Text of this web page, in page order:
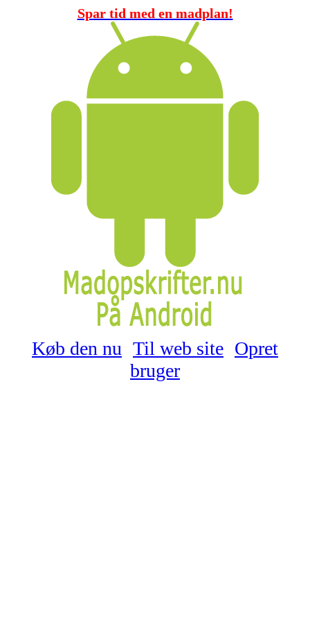
Spar tid med en madplan!
Køb den nu Til web site Opret
bruger